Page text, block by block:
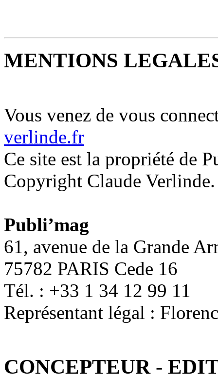
MENTIONS
Vous venez de vous
verlinde.fr
Ce site est la propriété de
Copyright Claude Verlinde.
Publi’mag
61, avenue de la Grande
75782 PARIS Cede 16
Tél. : +33 1 34 12 99 11
Représentant légal :
CONCEPTEUR -